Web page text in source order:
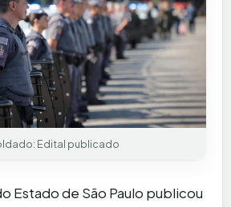
Edital publicado
Estado de São Paulo publicou